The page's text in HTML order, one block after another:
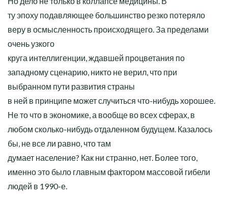
ту эпоху подавляющее большинство резко потеряло
веру в осмысленность происходящего. За пределами
очень узкого
круга интеллигенции, ждавшей процветания по
западному сценарию, никто не верил, что при
выбранном пути развития страны
в ней в принципе может случиться что-нибудь хорошее.
Не то что в экономике, а вообще во всех сферах, в
любом сколько-нибудь отдаленном будущем. Казалось
бы, не все ли равно, что там
думает население? Как ни странно, нет. Более того,
именно это было главным фактором массовой гибели
людей в 1990-е.